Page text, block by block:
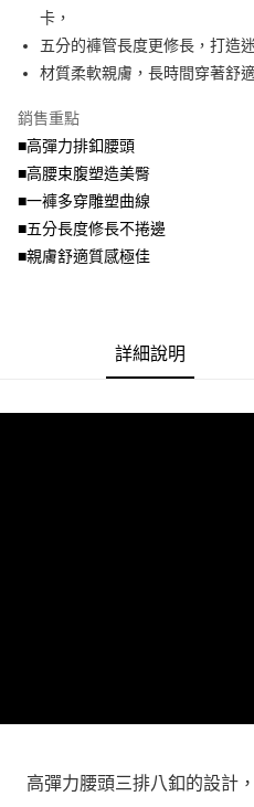
1.分期款項不併入電信帳單，「大哥
醒簡訊。
2.透過簡訊連結打開帳單後，可選擇「
帳／街口支付／iPASS MONEY」等通
【注意事項】
1.本服務係由「台灣大哥大股份有限公
用戶於交易時，得透過本服務購買商
買賣價金債權讓與本公司後，依約使用
資料（包含姓名、電話或地址）提供
由本公司與您本人進行分期帳單所需資
3.完整用戶服務條款，請詳閱以下連結：
【「AFTEE先享後付」結帳流程】
１．於結帳方式選擇「AFTEE先享後
２．訂單成立數日內，您將收到繳費
ATM／網路銀行／等多元方式進行付款
※ 請注意：結帳手續完成當下不需立
購買商品的店家。未經商家同意取消
後付繳納相關費用。
※ 交易是否成功請以「AFTEE先享後
是否繳費成功／繳費後需取消欲退款
客戶支援中心」 https://
２．關於個人資料處理事宜，請瀏覽以
https://aftee.tw/terms/#terms3
「AFTEE先享後付」，若未經同意申
每筆NT$70，滿NT$699(含以上)免
付款後全家取貨
7-11取貨付款
每筆NT$70，滿NT$799(含以上)免
付款後7-11取貨
每筆NT$70，滿NT$699(含以上)免
宅配
卡，
五分的褲管長度更修長，打造
材質柔軟親膚，長時間穿著舒
銷售重點
■高彈力排釦腰頭
■高腰束腹塑造美臀
■一褲多穿雕塑曲線
■五分長度修長不捲邊
■親膚舒適質感極佳
詳細說明
高彈力腰頭三排八釦的設計